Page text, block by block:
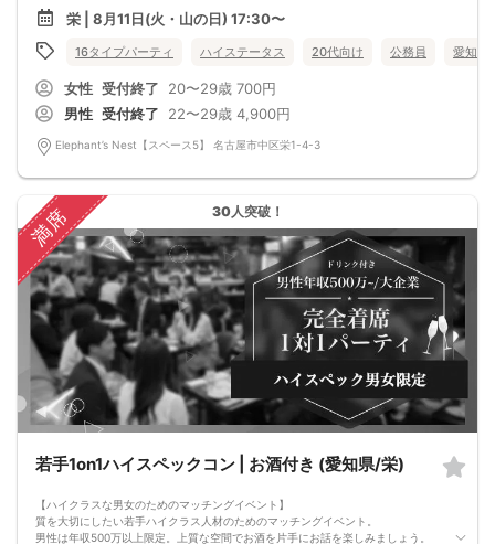
■当日の持ち物
・公的身分証明書 ※ご提示いただけない方はご参加いただけません
■留意事項
・最善を尽くしておりますが、やむを得ない事情（ご予約者様の当日キャンセル
交通費等の補償は致しかねますのであらかじめご了承ください。
・当日は時間に余裕をもってお越しください。10分以上の遅刻はご参加をお断り
する場合がございます。
【その他】
■最小催行人数
パーティ開始2時間前まで
■飲食
アルコール/ソフトドリンク付き
栄 | 8月11日(火・山の日) 17:30〜
16タイプパーティ ハイステータス 20代向け 公務員 愛知県
女性 受付終了 20〜29歳 700円
男性 受付終了 22〜29歳 4,900円
Elephant’s Nest【スペース5】 名古屋市中区栄1-4-3
満席 30人突破！
若手1on1ハイスペックコン | お酒付き (愛知県/栄)
【ハイクラスな男女のためのマッチングイベント】
質を大切にしたい若手ハイクラス人材のためのマッチングイベント。
男性は年収500万以上限定。上質な空間でお酒を片手にお話を楽しみましょう。